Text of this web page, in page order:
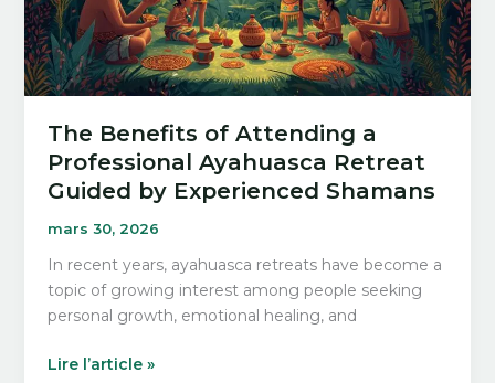
Jema
The Benefits of Attending a
Professional Ayahuasca Retreat
Guided by Experienced Shamans
mars 30, 2026
In recent years, ayahuasca retreats have become a
topic of growing interest among people seeking
personal growth, emotional healing, and
The
Lire l’article »